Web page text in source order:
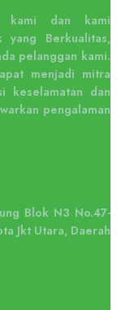
kami dan kami
yang Berkualitas,
pelanggan kami.
menjadi mitra
keselamatan dan
pengalaman
Blok N3 No.47-
Jkt Utara, Daerah